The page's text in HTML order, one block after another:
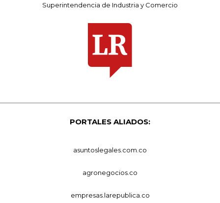
Superintendencia de Industria y Comercio
PORTALES ALIADOS:
asuntoslegales.com.co
agronegocios.co
empresas.larepublica.co